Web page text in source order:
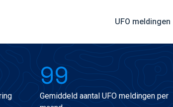
UFO meldingen
99
Gemiddeld aantal UFO meldingen per